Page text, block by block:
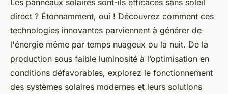
Panneau solaire sans soleil :
comprendre son
fonctionnement
Mya•11 juillet 2024 •3 min de lecture
Les panneaux solaires sont-ils efficaces sans soleil
direct ? Étonnamment, oui ! Découvrez comment ces
technologies innovantes parviennent à générer de
l'énergie même par temps nuageux ou la nuit. De la
production sous faible luminosité à l’optimisation en
conditions défavorables, explorez le fonctionnement
des systèmes solaires modernes et leurs solutions